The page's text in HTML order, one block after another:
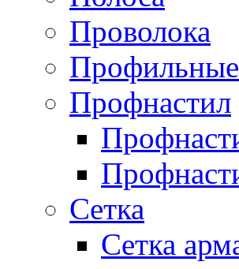
Проволока
Профнастил
Сетка
Сетка